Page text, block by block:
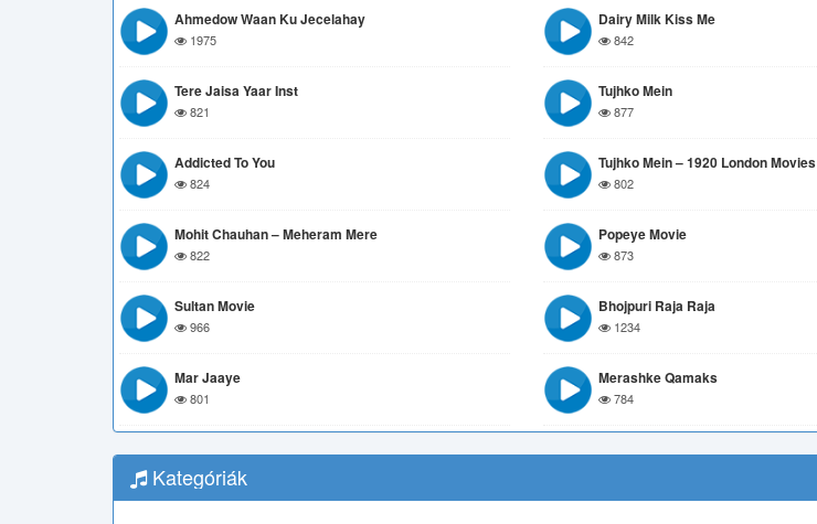
Ahmedow Waan Ku Jecelahay
1975
Dairy Milk Kiss Me
842
Tere Jaisa Yaar Inst
821
Tujhko Mein
877
Addicted To You
824
Tujhko Mein – 1920 London Movies
802
Mohit Chauhan – Meheram Mere
822
Popeye Movie
873
Sultan Movie
966
Bhojpuri Raja Raja
1234
Mar Jaaye
801
Merashke Qamaks
784
Kategóriák